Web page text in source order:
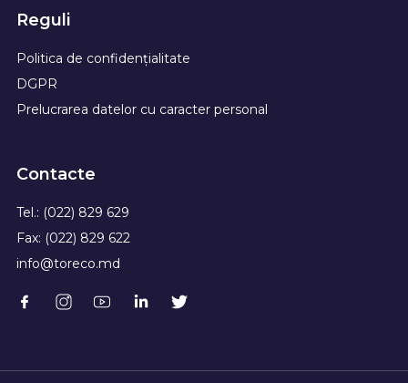
Reguli
Politica de confidențialitate
DGPR
Prelucrarea datelor cu caracter personal
Contacte
Tel.: (022) 829 629
Fax: (022) 829 622
info@toreco.md